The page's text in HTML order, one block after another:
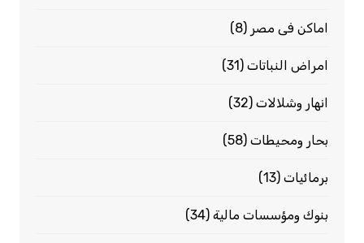
اماكن فى مصر (8)
امراض النباتات(31)
انهار وشلالات(32)
بحار ومحيطات(58)
برمائيات(13)
بنوك ومؤسسات مالية(34)